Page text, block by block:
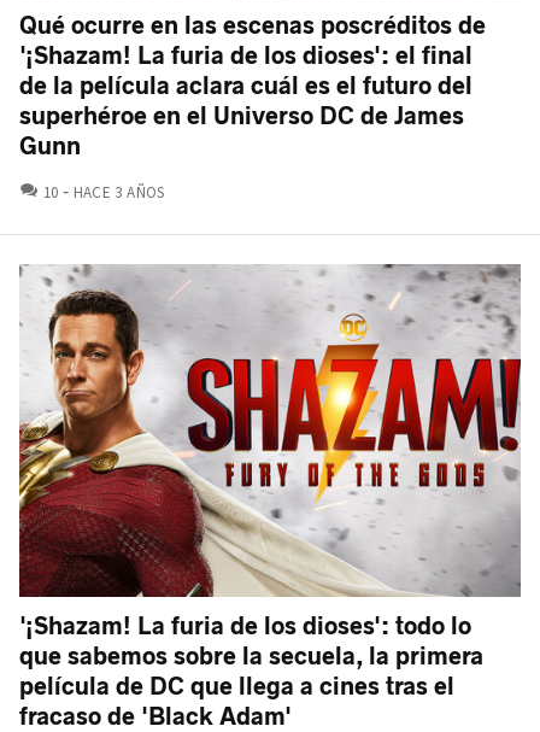
Qué ocurre en las escenas poscréditos de
'¡Shazam! La furia de los dioses': el final
de la película aclara cuál es el futuro del
superhéroe en el Universo DC de James
Gunn
10 COMENTARIOS
HACE 3 AÑOS
'¡Shazam! La furia de los dioses': todo lo
que sabemos sobre la secuela, la primera
película de DC que llega a cines tras el
fracaso de 'Black Adam'